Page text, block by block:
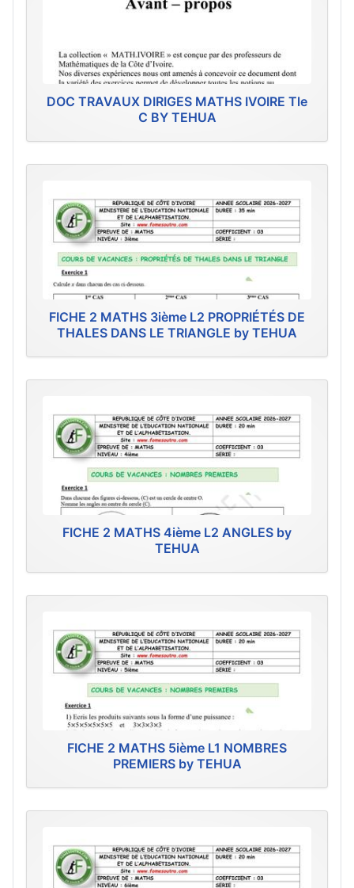
DOC TRAVAUX DIRIGES MATHS IVOIRE Tle
C BY TEHUA
FICHE 2 MATHS 3ième L2 PROPRIÉTÉS DE
THALES DANS LE TRIANGLE by TEHUA
FICHE 2 MATHS 4ième L2 ANGLES by
TEHUA
FICHE 2 MATHS 5ième L1 NOMBRES
PREMIERS by TEHUA